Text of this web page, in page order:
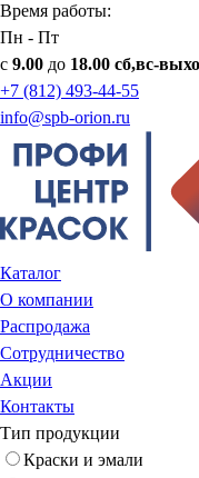
Время работы:
Пн - Пт
с 9.00 до 18.00 сб,вс-
+7 (812) 493-44-55
info@spb-orion.ru
Каталог
О компании
Распродажа
Сотрудничество
Акции
Контакты
Тип продукции
Краски и эмали